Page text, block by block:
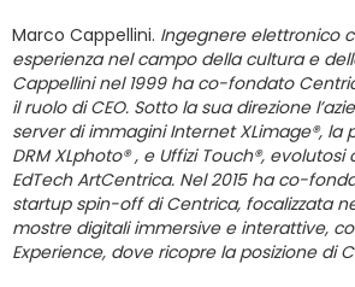
Marco Cappellini. Ingegnere elettronico
esperienza nel campo della cultura e
Cappellini nel 1999 ha co-fondato
il ruolo di CEO. Sotto la sua direzione
server di immagini Internet XLimage®, la
DRM XLphoto® , e Uffizi Touch®,
EdTech ArtCentrica. Nel 2015 ha co-
startup spin-off di Centrica, focalizzata
mostre digitali immersive e interattive,
Experience, dove ricopre la posizione di